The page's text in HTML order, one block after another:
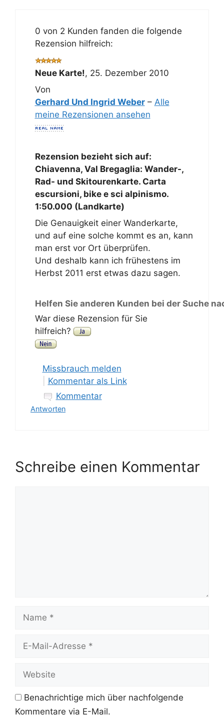
0 von 2 Kunden fanden die folgende
Rezension hilfreich:
Neue Karte!, 25. Dezember 2010
Von
Gerhard Und Ingrid Weber– Alle
meine Rezensionen ansehen
Rezension bezieht sich auf:
Chiavenna, Val Bregaglia: Wander-,
Rad- und Skitourenkarte. Carta
escursioni, bike e sci alpinismo.
1:50.000 (Landkarte)
Die Genauigkeit einer Wanderkarte,
und auf eine solche kommt es an, kann
man erst vor Ort überprüfen.
Und deshalb kann ich frühestens im
Herbst 2011 erst etwas dazu sagen.
Helfen Sie anderen Kunden bei der Suche
War diese Rezension für Sie
hilfreich?
Missbrauch melden
Kommentar als Link
Kommentar
Antworten
Schreibe einen Kommentar
Mail-
Benachrichtige mich über nachfolgende
Kommentare via E-Mail.